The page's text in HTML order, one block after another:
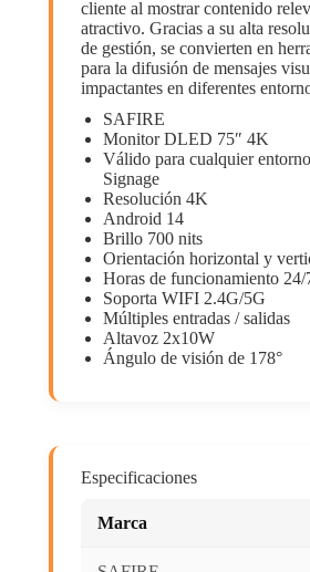
cliente al mostrar contenido
atractivo. Gracias a su alta
de gestión, se convierten en
para la difusión de mensajes
impactantes en diferentes
SAFIRE
Monitor DLED 75″ 4K
Válido para cualquier
Signage
Resolución 4K
Android 14
Brillo 700 nits
Orientación horizontal y
Horas de funcionamiento 24/
Soporta WIFI 2.4G/5G
Múltiples entradas / salidas
Altavoz 2x10W
Ángulo de visión de 178°
Especificaciones
Marca